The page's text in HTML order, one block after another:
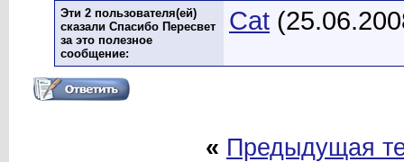
Эти 2 пользователя(ей)
сказали Спасибо Пересвет
за это полезное
сообщение:
Cat
« Предыдущая